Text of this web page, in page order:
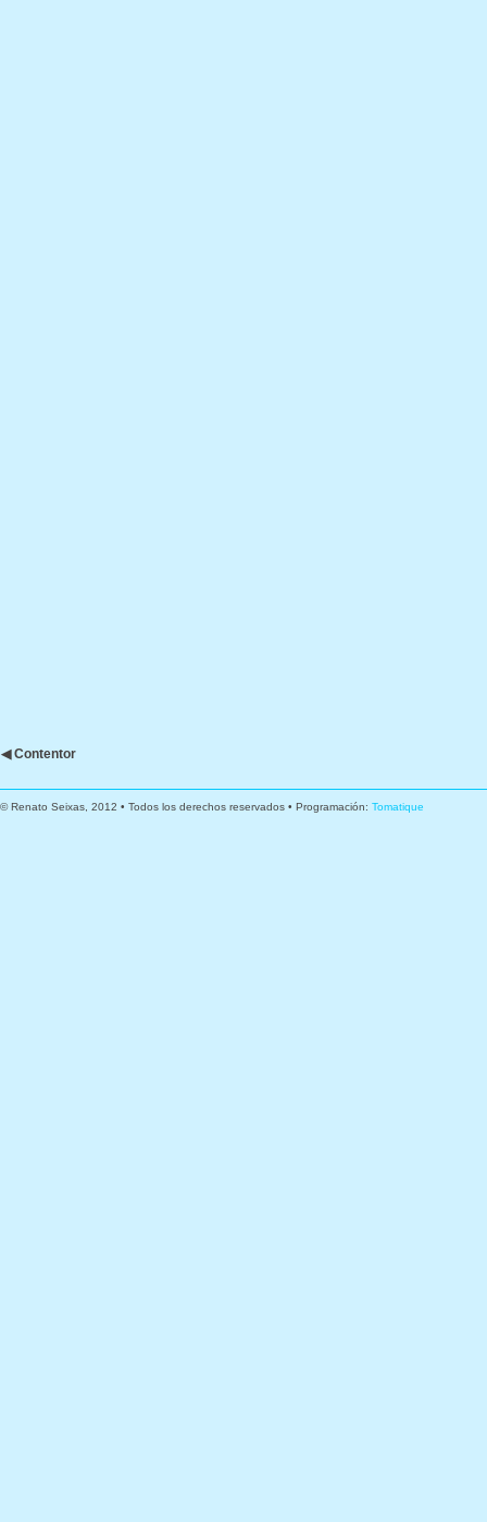
◀ Contentor
© Renato Seixas, 2012 • Todos los derechos reservados • Programación: Tomatique